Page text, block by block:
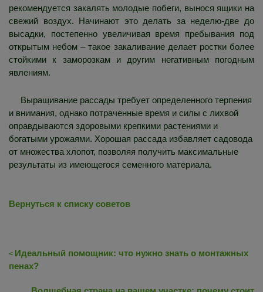
рекомендуется закалять молодые побеги, вынося ящики на
свежий воздух. Начинают это делать за неделю-две до
высадки, постепенно увеличивая время пребывания под
открытым небом – такое закаливание делает ростки более
стойкими к заморозкам и другим негативным погодным
явлениям.
Выращивание рассады требует определенного терпения
и внимания, однако потраченные время и силы с лихвой
оправдываются здоровыми крепкими растениями и
богатыми урожаями. Хорошая рассада избавляет садовода
от множества хлопот, позволяя получить максимальные
результаты из имеющегося семенного материала.
Вернуться к списку советов
< Идеальный помощник: что нужно знать о монтажных
пенах?